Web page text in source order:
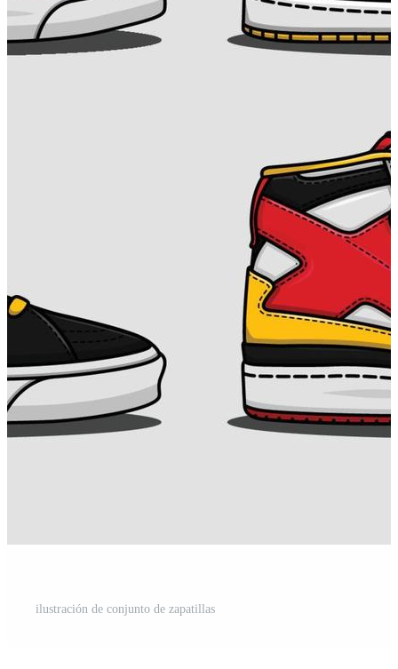
ilustración de conjunto de zapatillas